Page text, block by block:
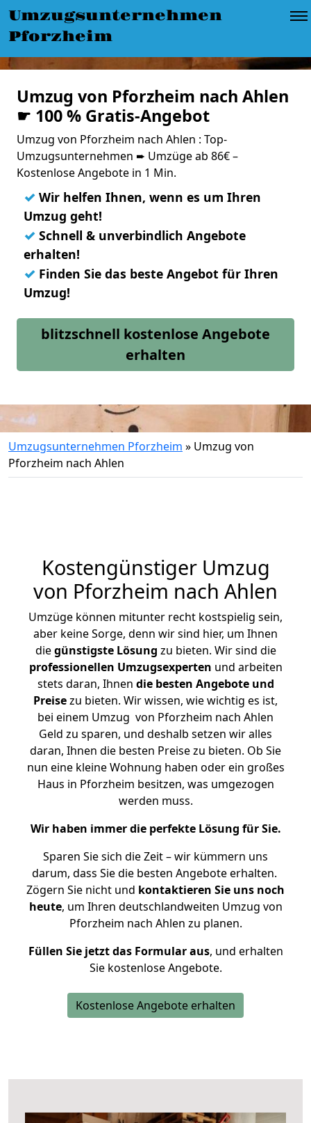
Umzugsunternehmen
Pforzheim
Umzug von Pforzheim nach Ahlen
☛ 100 % Gratis-Angebot
Umzug von Pforzheim nach Ahlen : Top-
Umzugsunternehmen ➨ Umzüge ab 86€ –
Kostenlose Angebote in 1 Min.
✓ Wir helfen Ihnen, wenn es um Ihren
Umzug geht!
✓ Schnell & unverbindlich Angebote
erhalten!
✓ Finden Sie das beste Angebot für Ihren
Umzug!
blitzschnell kostenlose Angebote
erhalten
Umzugsunternehmen Pforzheim » Umzug von
Pforzheim nach Ahlen
Kostengünstiger Umzug
von Pforzheim nach Ahlen
Umzüge können mitunter recht kostspielig sein,
aber keine Sorge, denn wir sind hier, um Ihnen
diegünstigste Lösung zu bieten. Wir sind die
professionellen Umzugsexperten und arbeiten
stets daran, Ihnen die besten Angebote und
Preisezu bieten. Wir wissen, wie wichtig es ist,
bei einem Umzug von Pforzheim nach Ahlen
Geld zu sparen, und deshalb setzen wir alles
daran, Ihnen die besten Preise zu bieten. Ob Sie
nun eine kleine Wohnung haben oder ein großes
Haus in Pforzheim besitzen, was umgezogen
werden muss.
Wir haben immer die perfekte Lösung für Sie.
Sparen Sie sich die Zeit – wir kümmern uns
darum, dass Sie die besten Angebote erhalten.
Zögern Sie nicht und kontaktieren Sie uns noch
heute, um Ihren deutschlandweiten Umzug von
Pforzheim nach Ahlen zu planen.
Füllen Sie jetzt das Formular aus, und erhalten
Sie kostenlose Angebote.
Kostenlose Angebote erhalten